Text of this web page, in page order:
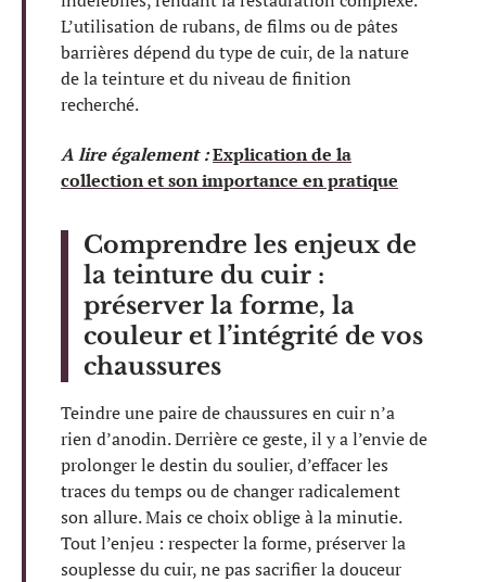
L’utilisation de rubans, de films ou de pâtes
barrières dépend du type de cuir, de la nature
de la teinture et du niveau de finition
recherché.
A lire également :Explication de la
collection et son importance en pratique
Comprendre les enjeux de
la teinture du cuir :
préserver la forme, la
couleur et l’intégrité de vos
chaussures
Teindre une paire de chaussures en cuir n’a
rien d’anodin. Derrière ce geste, il y a l’envie de
prolonger le destin du soulier, d’effacer les
traces du temps ou de changer radicalement
son allure. Mais ce choix oblige à la minutie.
Tout l’enjeu : respecter la forme, préserver la
souplesse du cuir, ne pas sacrifier la douceur